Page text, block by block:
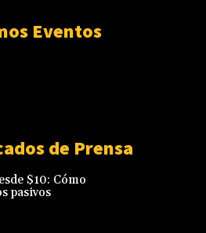
Eventos
de Prensa
$10: Cómo
pasivos